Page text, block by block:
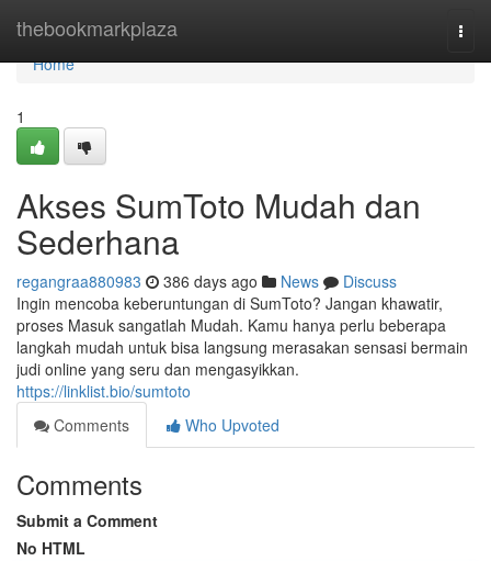
thebookmarkplaza
Home
Home
1
Akses SumToto Mudah dan
Sederhana
regangraa880983 386 days ago News
Discuss
Ingin mencoba keberuntungan di SumToto? Jangan khawatir,
proses Masuk sangatlah Mudah. Kamu hanya perlu beberapa
langkah mudah untuk bisa langsung merasakan sensasi bermain
judi online yang seru dan mengasyikkan.
https://linklist.bio/sumtoto
Comments
Who Upvoted
Comments
Submit a Comment
No HTML